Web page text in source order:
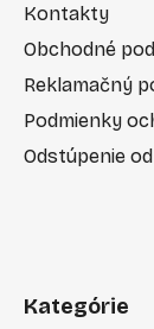
Kontakty
Obchodné
Reklamačný
Podmienky
Odstúpenie
Kategórie